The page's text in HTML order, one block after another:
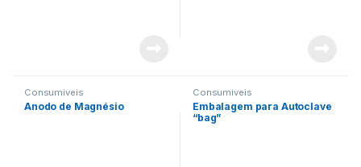
Consumiveis
Anodo de Magnésio
Consumiveis
Embalagem para Autoclave
“bag”